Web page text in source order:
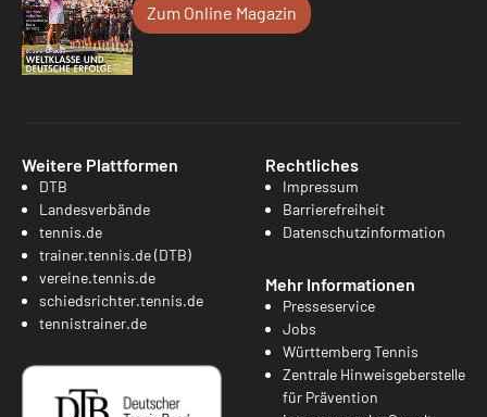
Zum Online Magazin
Weitere Plattformen
DTB
Landesverbände
tennis.de
trainer.tennis.de (DTB)
vereine.tennis.de
schiedsrichter.tennis.de
tennistrainer.de
Rechtliches
Impressum
Barrierefreiheit
Datenschutzinformation
Mehr Informationen
Presseservice
Jobs
Württemberg Tennis
Zentrale Hinweisgeberstelle
für Prävention